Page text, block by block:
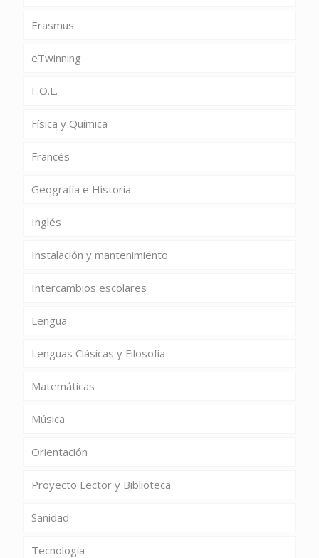
Erasmus
eTwinning
F.O.L.
Física y Química
Francés
Geografía e Historia
Inglés
Instalación y mantenimiento
Intercambios escolares
Lengua
Lenguas Clásicas y Filosofía
Matemáticas
Música
Orientación
Proyecto Lector y Biblioteca
Sanidad
Tecnología